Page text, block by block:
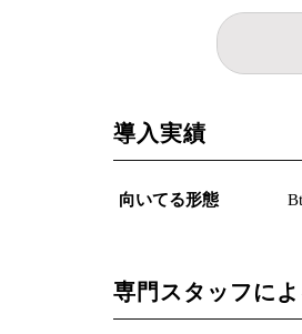
導入実績
向いてる形態
専門スタッフに